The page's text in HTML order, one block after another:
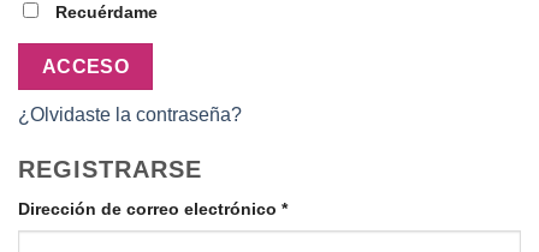
Recuérdame
ACCESO
¿Olvidaste la contraseña?
REGISTRARSE
Dirección de correo electrónico *